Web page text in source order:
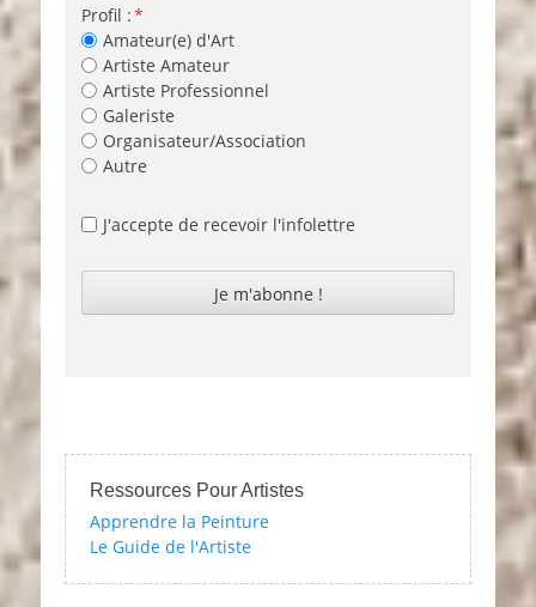
Profil :
Amateur(e) d'Art
Artiste Amateur
Artiste Professionnel
Galeriste
Organisateur/Association
Autre
J'accepte de recevoir l'infolettre
Ressources Pour Artistes
Apprendre la Peinture
Le Guide de l'Artiste